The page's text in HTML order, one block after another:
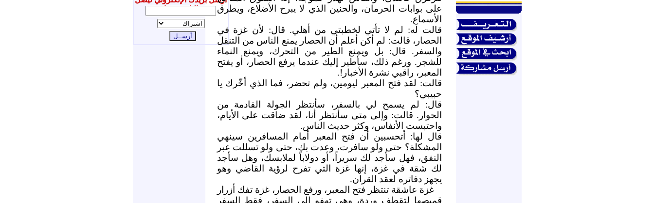
إليك جديدنا
على بوابات الحرمان، والحنين الذي لا يبرح الأضلاع، ويطرق
الأسماع.
قالت له: لم لا تأتي لخطبتي من أهلي. قال: لأن غزة في
الحصار، قالت: لم أكن أعلم أن الحصار يمنع الناس من التنقل
والسفر. قال: بل ويمنع الطير من التحرك، ويمنع النماء
للشجر. ورغم ذلك، سأطير إليك عندما يرفع الحصار، أو يفتح
المعبر، راقبي نشرة الأخبار!.
قالت: لقد فتح المعبر ليومين، ولم تحضر، فما الذي أخّرك يا
حبيبي؟
قال: لم يسمح لي بالسفر، سأنتظر الجولة القادمة من
الحوار. قالت: وإلى متى سأنتظر أنا، لقد ضاقت على الأيام،
واحتبست الأنفاس، وكثر حديث الناس.
قال لها: أتحسبين أن فتح المعبر أمام المسافرين سينهي
المشكلة؟ حتى ولو سافرت، وعدت بك، حتى ولو تسللت عبر
النفق، فهل سأجد لك سريراً، أو دولاباً لملابسك، وهل سأجد
لك شقة في غزة، إنها غزة التي تفرح لرؤية القاضي وهو
يجهز دفاتره لعقد القران.
غزة عاشقة تنتظر فتح المعبر، ورفع الحصار، غزة تفك أزرار
قميصها لتقطف وردة، وهي تهفو إلى السفر، فقط السفر